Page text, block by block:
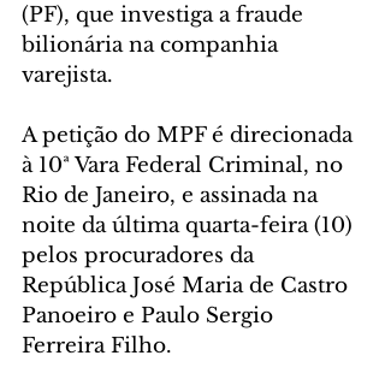
(PF), que investiga a fraude
bilionária na companhia
varejista.
A petição do MPF é direcionada
à 10ª Vara Federal Criminal, no
Rio de Janeiro, e assinada na
noite da última quarta-feira (10)
pelos procuradores da
República José Maria de Castro
Panoeiro e Paulo Sergio
Ferreira Filho.